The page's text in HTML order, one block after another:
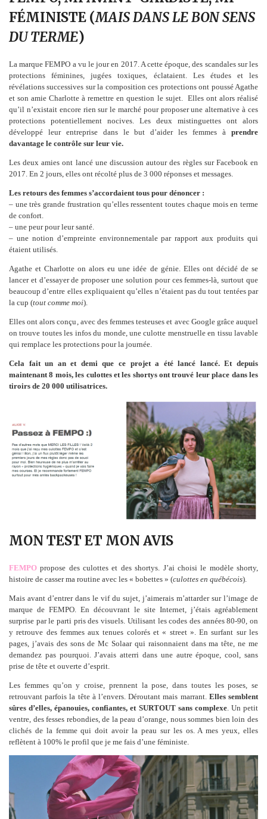
FÉMINISTE (MAIS DANS LE BON SENS
DU TERME)
La marque FEMPO a vu le jour en 2017. A cette époque, des scandales sur les
protections féminines, jugées toxiques, éclataient. Les études et les
révélations successives sur la composition ces protections ont poussé Agathe
et son amie Charlotte à remettre en question le sujet. Elles ont alors réalisé
qu’il n’existait encore rien sur le marché pour proposer une alternative à ces
protections potentiellement nocives. Les deux mistinguettes ont alors
développé leur entreprise dans le but d’aider les femmes à prendre
davantage le contrôle sur leur vie.
Les deux amies ont lancé une discussion autour des règles sur Facebook en
2017. En 2 jours, elles ont récolté plus de 3 000 réponses et messages.
Les retours des femmes s’accordaient tous pour dénoncer :
– une très grande frustration qu’elles ressentent toutes chaque mois en terme
de confort.
– une peur pour leur santé.
– une notion d’empreinte environnementale par rapport aux produits qui
étaient utilisés.
Agathe et Charlotte on alors eu une idée de génie. Elles ont décidé de se
lancer et d’essayer de proposer une solution pour ces femmes-là, surtout que
beaucoup d’entre elles expliquaient qu’elles n’étaient pas du tout tentées par
la cup (tout comme moi).
Elles ont alors conçu, avec des femmes testeuses et avec Google grâce auquel
on trouve toutes les infos du monde, une culotte menstruelle en tissu lavable
qui remplace les protections pour la journée.
Cela fait un an et demi que ce projet a été lancé lancé. Et depuis
maintenant 8 mois, les culottes et les shortys ont trouvé leur place dans les
tiroirs de 20 000 utilisatrices.
MON TEST ET MON AVIS
FEMPO propose des culottes et des shortys. J’ai choisi le modèle shorty,
histoire de casser ma routine avec les « bobettes » (culottes en québécois).
Mais avant d’entrer dans le vif du sujet, j’aimerais m’attarder sur l’image de
marque de FEMPO. En découvrant le site Internet, j’étais agréablement
surprise par le parti pris des visuels. Utilisant les codes des années 80-90, on
y retrouve des femmes aux tenues colorés et « street ». En surfant sur les
pages, j’avais des sons de Mc Solaar qui raisonnaient dans ma tête, ne me
demandez pas pourquoi. J’avais atterri dans une autre époque, cool, sans
prise de tête et ouverte d’esprit.
Les femmes qu’on y croise, prennent la pose, dans toutes les poses, se
retrouvant parfois la tête à l’envers. Déroutant mais marrant. Elles semblent
sûres d’elles, épanouies, confiantes, et SURTOUT sans complexe. Un petit
ventre, des fesses rebondies, de la peau d’orange, nous sommes bien loin des
clichés de la femme qui doit avoir la peau sur les os. A mes yeux, elles
reflètent à 100% le profil que je me fais d’une féministe.